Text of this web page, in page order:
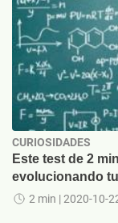
CURIOSIDADES
Este test de 2
evolucionando
2 min | 2020-10-